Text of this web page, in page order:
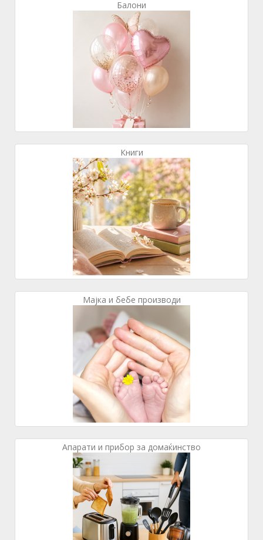
Балони
Книги
Мајка и бебе производи
Апарати и прибор за домаќинство